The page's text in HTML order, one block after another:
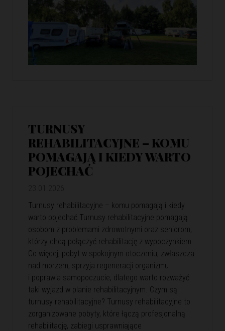
TURNUSY
REHABILITACYJNE – KOMU
POMAGAJĄ I KIEDY WARTO
POJECHAĆ
Turnusy rehabilitacyjne – komu pomagają i kiedy
warto pojechać Turnusy rehabilitacyjne pomagają
osobom z problemami zdrowotnymi oraz seniorom,
którzy chcą połączyć rehabilitację z wypoczynkiem.
Co więcej, pobyt w spokojnym otoczeniu, zwłaszcza
nad morzem, sprzyja regeneracji organizmu
i poprawia samopoczucie, dlatego warto rozważyć
taki wyjazd w planie rehabilitacyjnym. Czym są
turnusy rehabilitacyjne? Turnusy rehabilitacyjne to
zorganizowane pobyty, które łączą profesjonalną
rehabilitację, zabiegi usprawniające